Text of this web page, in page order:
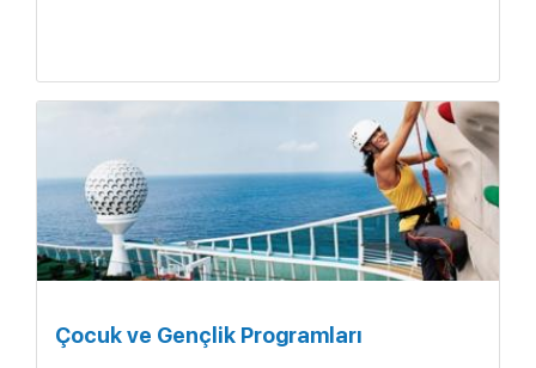
Çocuk ve Gençlik Programları